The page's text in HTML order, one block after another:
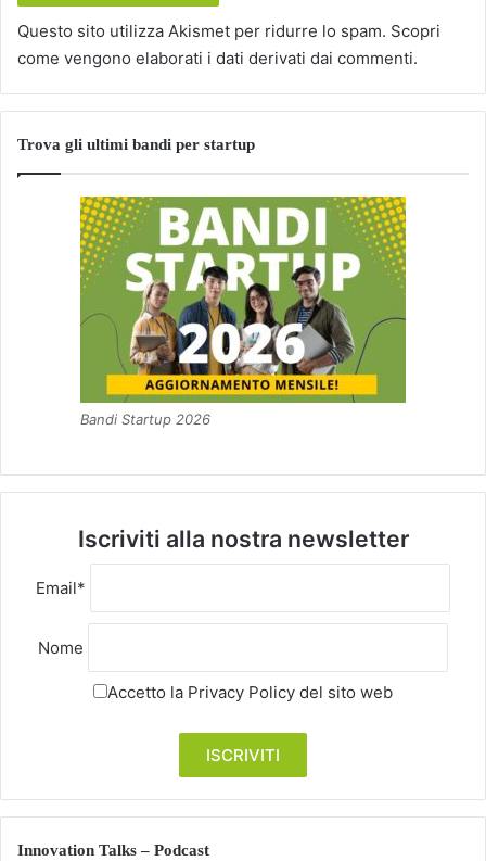
Questo sito utilizza Akismet per ridurre lo spam. Scopri
come vengono elaborati i dati derivati dai commenti.
Trova gli ultimi bandi per startup
Bandi Startup 2026
Iscriviti alla nostra newsletter
Email*
Nome
Accetto la Privacy Policy del sito web
Innovation Talks – Podcast